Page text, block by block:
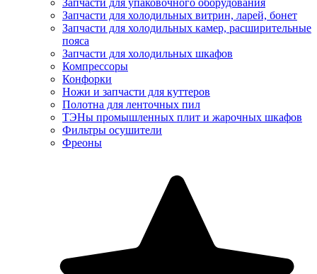
Запчасти для упаковочного оборудования
Запчасти для холодильных витрин, ларей, бонет
Запчасти для холодильных камер, расширительные
пояса
Запчасти для холодильных шкафов
Компрессоры
Конфорки
Ножи и запчасти для куттеров
Полотна для ленточных пил
ТЭНы промышленных плит и жарочных шкафов
Фильтры осушители
Фреоны